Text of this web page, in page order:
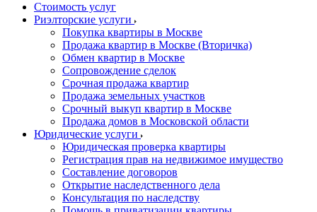
Стоимость услуг
Риэлторские услуги
Покупка квартиры в Москве
Продажа квартир в Москве (Вторичка)
Обмен квартир в Москве
Сопровождение сделок
Срочная продажа квартир
Продажа земельных участков
Срочный выкуп квартир в Москве
Продажа домов в Московской области
Юридические услуги
Юридическая проверка квартиры
Регистрация прав на недвижимое имущество
Составление договоров
Открытие наследственного дела
Консультация по наследству